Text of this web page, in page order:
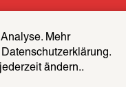
Mehr
ändern..